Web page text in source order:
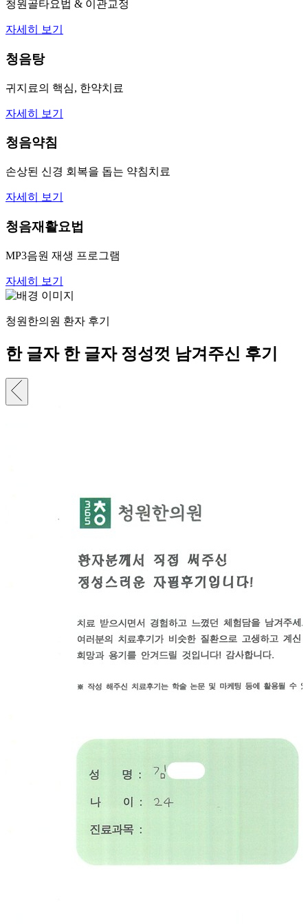
청원골타요법 & 이관교정
자세히 보기
청음탕
귀지료의 핵심, 한약치료
자세히 보기
청음약침
손상된 신경 회복을 돕는 약침치료
자세히 보기
청음재활요법
MP3음원 재생 프로그램
자세히 보기
청원한의원 환자 후기
한 글자 한 글자 정성껏 남겨주신 후기